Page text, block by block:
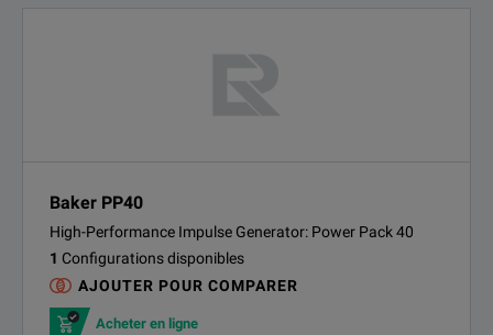
Baker PP40
High-Performance Impulse Generator: Power Pack 40
1 Configurations disponibles
AJOUTER POUR COMPARER
Acheter en ligne